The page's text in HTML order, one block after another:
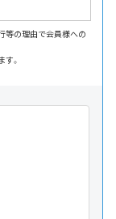
等の理由で会員様への
。